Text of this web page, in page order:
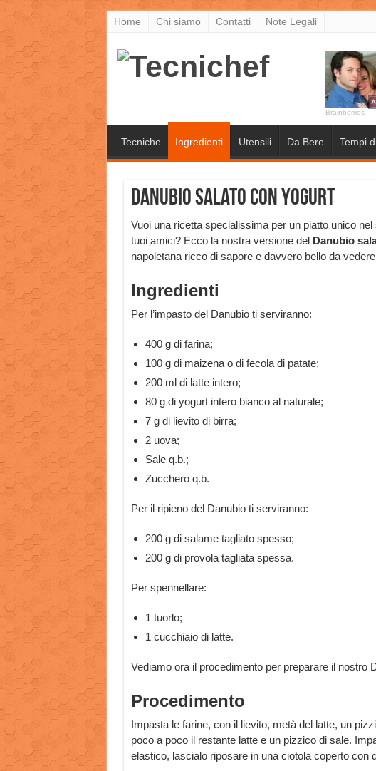
Home Chi siamo Contatti Note Legali
Tecniche Ingredienti Utensili Da Bere Tempi
Danubio salato con yogurt
Vuoi una ricetta specialissima per un piatto unico
tuoi amici? Ecco la nostra versione del Danubio
napoletana ricco di sapore e davvero bello da
Ingredienti
Per l’impasto del Danubio ti serviranno:
400 g di farina;
100 g di maizena o di fecola di patate;
200 ml di latte intero;
80 g di yogurt intero bianco al naturale;
7 g di lievito di birra;
2 uova;
Sale q.b.;
Zucchero q.b.
Per il ripieno del Danubio ti serviranno:
200 g di salame tagliato spesso;
200 g di provola tagliata spessa.
Per spennellare:
1 tuorlo;
1 cucchiaio di latte.
Vediamo ora il procedimento per preparare il nostro
Procedimento
Impasta le farine, con il lievito, metà del latte, un
poco a poco il restante latte e un pizzico di sale.
elastico, lascialo riposare in una ciotola coperto con